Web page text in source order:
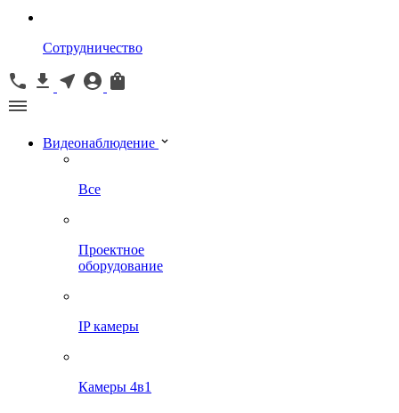
Сотрудничество
Видеонаблюдение
Все
Проектное
оборудование
IP камеры
Камеры 4в1